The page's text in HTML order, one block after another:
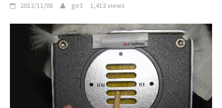
2012/11/08 ge3 1,412 views